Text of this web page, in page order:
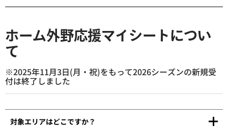
ホーム外野応援マイシートについ
て
※2025年11月3日(月・祝)をもって2026シーズンの新規受
付は終了しました
対象エリアはどこですか？